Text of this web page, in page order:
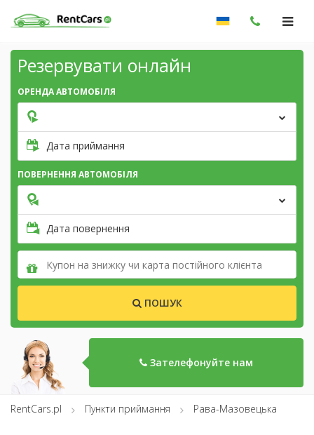
Резервувати онлайн
ОРЕНДА АВТОМОБІЛЯ
Дата приймання
ПОВЕРНЕННЯ АВТОМОБІЛЯ
Дата повернення
ПОШУК
Зателефонуйте нам
RentCars.pl Пункти приймання Рава-Мазовецька